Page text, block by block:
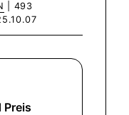
| 493